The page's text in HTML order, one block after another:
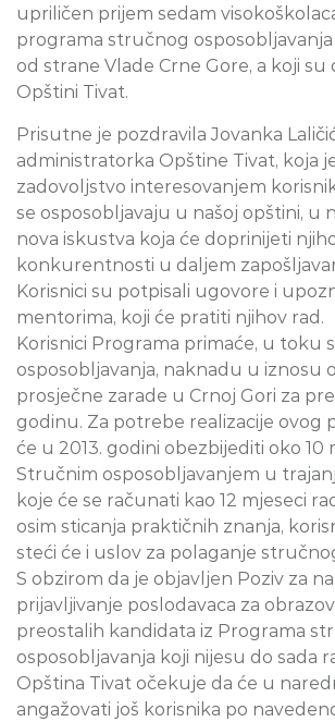
upriličen prijem sedam
programa stručnog osposobljavanja
od strane Vlade Crne Gore, a koji su
Opštini Tivat.
Prisutne je pozdravila Jovanka
administratorka Opštine Tivat, koja
zadovoljstvo interesovanjem
se osposobljavaju u našoj opštini, u
nova iskustva koja će doprinijeti
konkurentnosti u daljem
Korisnici su potpisali ugovore i
mentorima, koji će pratiti njihov rad.
Korisnici Programa primaće, u toku
osposobljavanja, naknadu u iznosu
prosječne zarade u Crnoj Gori za
godinu. Za potrebe realizacije ovog
će u 2013. godini obezbijediti oko 10
Stručnim osposobljavanjem u
koje će se računati kao 12 mjeseci
osim sticanja praktičnih znanja,
steći će i uslov za polaganje
S obzirom da je objavljen Poziv za
prijavljivanje poslodavaca za
preostalih kandidata iz Programa
osposobljavanja koji nijesu do sada
Opština Tivat očekuje da će u
angažovati još korisnika po